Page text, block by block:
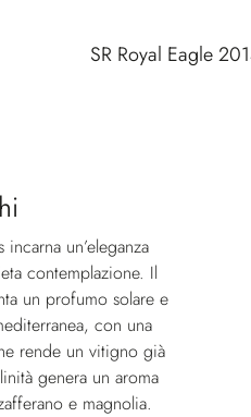
SR Royal Eagle
un’eleganza
contemplazione. Il
un profumo solare e
con una
rende un vitigno già
genera un aroma
e magnolia.